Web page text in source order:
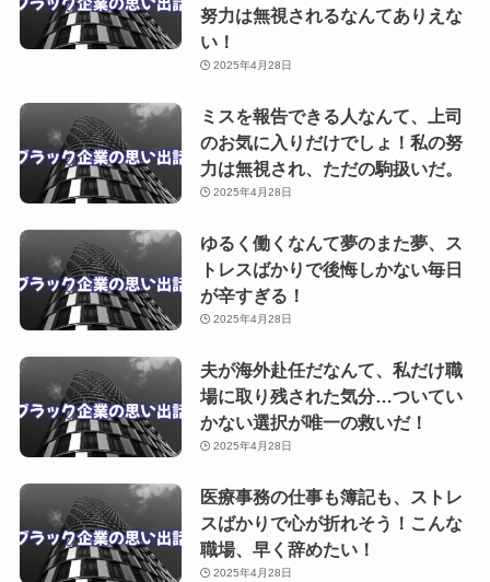
努力は無視されるなんてありえな
い！
2025年4月28日
ミスを報告できる人なんて、上司
のお気に入りだけでしょ！私の努
力は無視され、ただの駒扱いだ。
2025年4月28日
ゆるく働くなんて夢のまた夢、ス
トレスばかりで後悔しかない毎日
が辛すぎる！
2025年4月28日
夫が海外赴任だなんて、私だけ職
場に取り残された気分…ついてい
かない選択が唯一の救いだ！
2025年4月28日
医療事務の仕事も簿記も、ストレ
スばかりで心が折れそう！こんな
職場、早く辞めたい！
2025年4月28日